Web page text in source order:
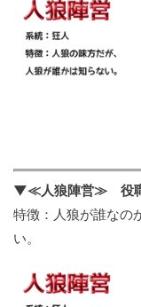
▼≪人狼陣営≫ 役職
特徴：人狼が誰なの
い。